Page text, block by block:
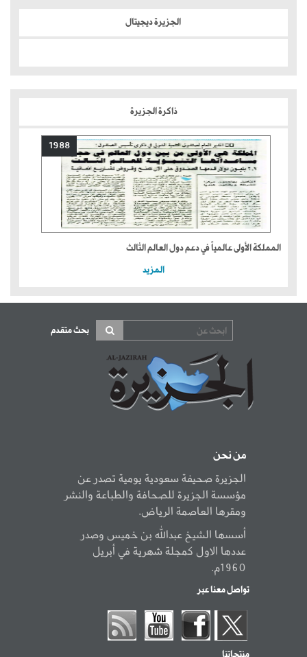
الجزيرة ديجيتال
ذاكرة الجزيرة
1988
المملكة الأولى عالمياً في دعم دول العالم الثالث
المزيد
بحث متقدم
من نحن
الجزيرة صحيفة سعودية يومية تصدر عن
مؤسسة الجزيرة للصحافة والطباعة والنشر
ومقرها العاصمة الرياض.
أسسها الشيخ عبدالله بن خميس وصدر
عددها الاول كمجلة شهرية في أبريل
1960م.
تواصل معنا عبر
منتجاتنا